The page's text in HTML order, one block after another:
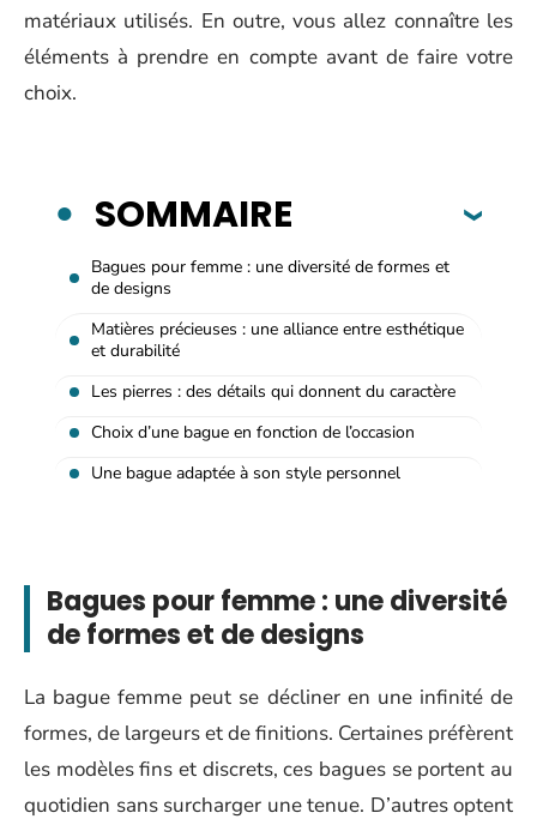
matériaux utilisés. En outre, vous allez connaître les
éléments à prendre en compte avant de faire votre
choix.
SOMMAIRE
Bagues pour femme : une diversité de formes et
de designs
Matières précieuses : une alliance entre esthétique
et durabilité
Les pierres : des détails qui donnent du caractère
Choix d’une bague en fonction de l’occasion
Une bague adaptée à son style personnel
Bagues pour femme : une diversité
de formes et de designs
La bague femme peut se décliner en une infinité de
formes, de largeurs et de finitions. Certaines préfèrent
les modèles fins et discrets, ces bagues se portent au
quotidien sans surcharger une tenue. D’autres optent